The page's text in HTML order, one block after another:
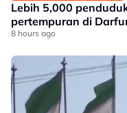
Lebih 5,000
pertempuran di
8 hours ago